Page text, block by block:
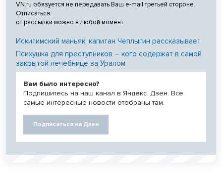
VN.ru обязуется не передавать Ваш e-mail третьей стороне.
Отписаться
от рассылки можно в любой момент
Искитимский маньяк: капитан Чеплыгин рассказывает
Психушка для преступников – кого содержат в самой
закрытой лечебнице за Уралом
Вам было интересно?
Подпишитесь на наш канал в Яндекс. Дзен. Все
самые интересные новости отобраны там.
Подписаться на Дзен